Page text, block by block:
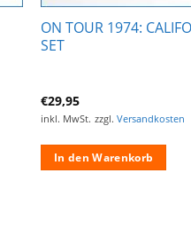
ON TOUR 1974:
SET
€29,95
inkl. MwSt. zzgl.Versandkosten
In den Warenkorb